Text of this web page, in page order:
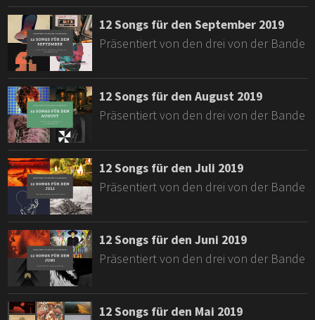
12 Songs für den September 2019
Präsentiert von den drei von der Bande
12 Songs für den August 2019
Präsentiert von den drei von der Bande
12 Songs für den Juli 2019
Präsentiert von den drei von der Bande
12 Songs für den Juni 2019
Präsentiert von den drei von der Bande
12 Songs für den Mai 2019